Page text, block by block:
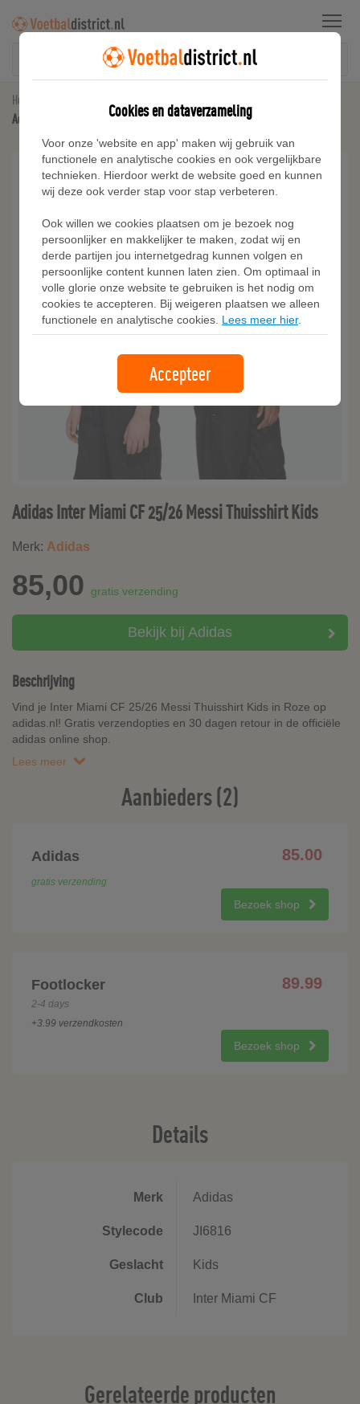
Menu
Home
Adidas Inter Miami CF 25/26 Messi Thuisshirt Kids
Adidas Inter Miami CF 25/26 Messi Thuisshirt Kids
Merk: Adidas
85,00 gratis verzending
Bekijk bij Adidas
Beschrijving
Vind je Inter Miami CF 25/26 Messi Thuisshirt Kids in Roze op
adidas.nl! Gratis verzendopties en 30 dagen retour in de officiële
adidas online shop.
Lees meer
Aanbieders (2)
Adidas 85.00
gratis verzending
Bezoek shop
Footlocker 89.99
2-4 days
+3.99 verzendkosten
Bezoek shop
Details
Merk Adidas
Stylecode JI6816
Geslacht Kids
Club Inter Miami CF
Gerelateerde producten
Cookies en dataverzameling
Voor onze 'website en app' maken wij gebruik van
functionele en analytische cookies en ook vergelijkbare
technieken. Hierdoor werkt de website goed en kunnen
wij deze ook verder stap voor stap verbeteren.
Ook willen we cookies plaatsen om je bezoek nog
persoonlijker en makkelijker te maken, zodat wij en
derde partijen jou internetgedrag kunnen volgen en
persoonlijke content kunnen laten zien. Om optimaal in
volle glorie onze website te gebruiken is het nodig om
cookies te accepteren. Bij weigeren plaatsen we alleen
functionele en analytische cookies. Lees meer hier.
Accepteer